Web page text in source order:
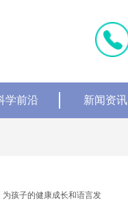
学前沿 新闻资讯
孩子的健康成长和语言发